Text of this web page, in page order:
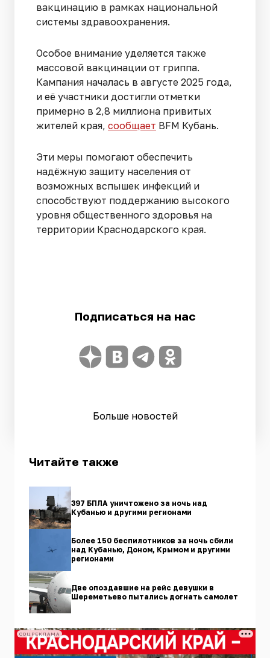
вакцинацию в рамках национальной
системы здравоохранения.
Особое внимание уделяется также
массовой вакцинации от гриппа.
Кампания началась в августе 2025 года,
и её участники достигли отметки
примерно в 2,8 миллиона привитых
жителей края, сообщает BFM Кубань.
Эти меры помогают обеспечить
надёжную защиту населения от
возможных вспышек инфекций и
способствуют поддержанию высокого
уровня общественного здоровья на
территории Краснодарского края.
Подписаться на нас
Больше новостей
Читайте также
397 БПЛА уничтожено за ночь над
Кубанью и другими регионами
Более 150 беспилотников за ночь сбили
над Кубанью, Доном, Крымом и другими
регионами
Две опоздавшие на рейс девушки в
Шереметьево пытались догнать самолет
СОЦРЕКЛАМА